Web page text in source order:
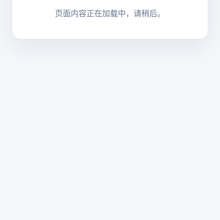
页面内容正在加载中，请稍后。